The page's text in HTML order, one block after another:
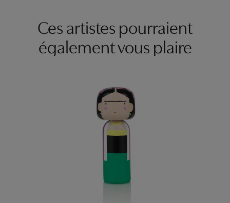
Ces artistes pourraient
également vous plaire